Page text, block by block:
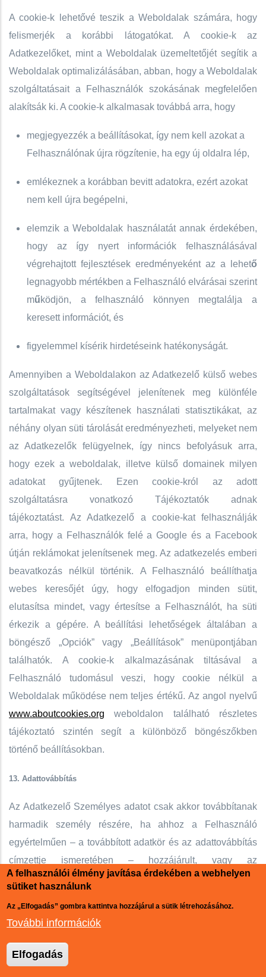
A cookie-k lehetővé teszik a Weboldalak számára, hogy
felismerjék a korábbi látogatókat. A cookie-k az
Adatkezelőket, mint a Weboldalak üzemeltetőjét segítik a
Weboldalak optimalizálásában, abban, hogy a Weboldalak
szolgáltatásait a Felhasználók szokásának megfelelően
alakítsák ki. A cookie-k alkalmasak továbbá arra, hogy
megjegyezzék a beállításokat, így nem kell azokat a
Felhasználónak újra rögzítenie, ha egy új oldalra lép,
emlékeznek a korábban bevitt adatokra, ezért azokat
nem kell újra begépelni,
elemzik a Weboldalak használatát annak érdekében,
hogy az így nyert információk felhasználásával
végrehajtott fejlesztések eredményeként az a lehető
legnagyobb mértékben a Felhasználó elvárásai szerint
működjön, a felhasználó könnyen megtalálja a
keresett információt, és
figyelemmel kísérik hirdetéseink hatékonyságát.
Amennyiben a Weboldalakon az Adatkezelő külső webes
szolgáltatások segítségével jelenítenek meg különféle
tartalmakat vagy készítenek használati statisztikákat, az
néhány olyan süti tárolását eredményezheti, melyeket nem
az Adatkezelők felügyelnek, így nincs befolyásuk arra,
hogy ezek a weboldalak, illetve külső domainek milyen
adatokat gyűjtenek. Ezen cookie-król az adott
szolgáltatásra vonatkozó Tájékoztatók adnak
tájékoztatást. Az Adatkezelő a cookie-kat felhasználják
arra, hogy a Felhasználók felé a Google és a Facebook
útján reklámokat jelenítsenek meg. Az adatkezelés emberi
beavatkozás nélkül történik. A Felhasználó beállíthatja
webes keresőjét úgy, hogy elfogadjon minden sütit,
elutasítsa mindet, vagy értesítse a Felhasználót, ha süti
érkezik a gépére. A beállítási lehetőségek általában a
böngésző „Opciók” vagy „Beállítások” menüpontjában
találhatók. ​A cookie-k alkalmazásának tiltásával a
Felhasználó tudomásul veszi, hogy cookie nélkül a
Weboldalak működése nem teljes értékű. Az angol nyelvű
www.aboutcookies.org ​ weboldalon található részletes
tájékoztató szintén segít a különböző böngészőkben
történő beállításokban.
13. Adattovábbítás
Az Adatkezelő Személyes adatot csak akkor továbbítanak
harmadik személy részére, ha ahhoz a Felhasználó
egyértelműen – a továbbított adatkör és az adattovábbítás
címzettje ismeretében – hozzájárult, vagy az
adattovábbításra törvény felhatalmazást ad. Az Adatkezelő
továbbítására őt jogszabály vagy jogerős hatósági
kötelezés kötelezi. Ilyen Adattovábbítás, valamint az ebből
A felhasználói élmény javítása érdekében a webhelyen
sütiket használunk
Az „Elfogadás” gombra kattintva hozzájárul a sütik létrehozásához.
További információk
Elfogadás